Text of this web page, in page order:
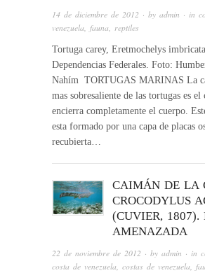
14 de diciembre de 2012 · by admin · in
venezuela
fauna reptiles
Tortuga carey, Eretmochelys
Dependencias Federales. Foto:
Nahím TORTUGAS MARINAS La
mas sobresaliente de las tortugas es el
encierra completamente el cuerpo.
esta formado por una capa de placas
recubierta…
CAIMÁN DE LA
CROCODYLUS
(CUVIER, 1807).
AMENAZADA
22 de noviembre de 2012 · by admin · in
costa de venezuela, costas de venezuela,